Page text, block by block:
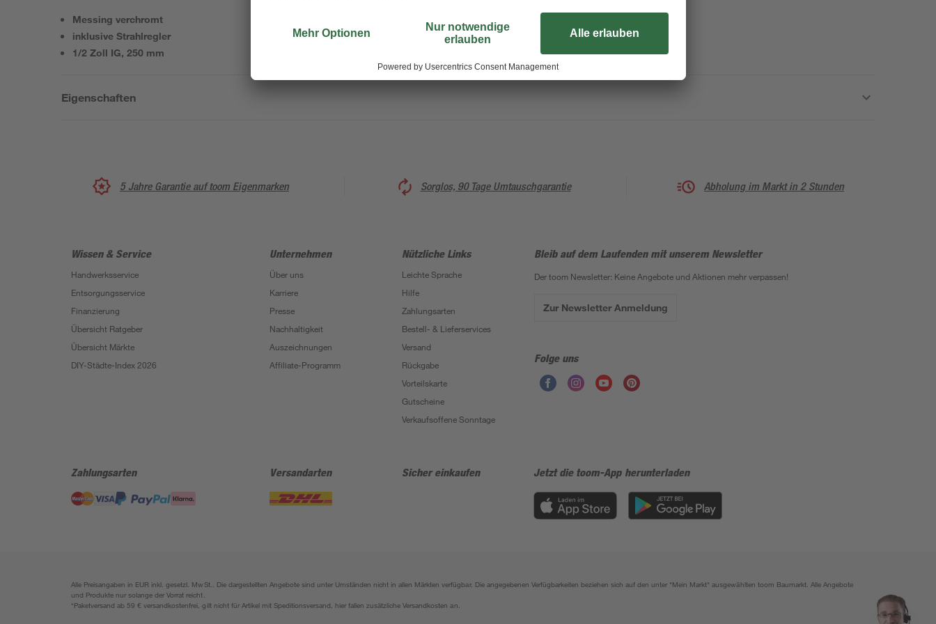
Messing verchromt
inklusive Strahlregler
1/2 Zoll IG, 250 mm
Eigenschaften
5 Jahre Garantie auf toom Eigenmarken Sorglos, 90 Tage Umtauschgarantie Abholung im Markt in 2 Stunden
Wissen & Service
Handwerksservice
Entsorgungsservice
Finanzierung
Übersicht Ratgeber
Übersicht Märkte
DIY-Städte-Index 2026
Unternehmen
Über uns
Karriere
Presse
Nachhaltigkeit
Auszeichnungen
Affiliate-Programm
Nützliche Links
Leichte Sprache
Hilfe
Zahlungsarten
Bestell- & Lieferservices
Versand
Rückgabe
Vorteilskarte
Gutscheine
Verkaufsoffene Sonntage
Bleib auf dem Laufenden mit unserem Newsletter
Der toom Newsletter: Keine Angebote und Aktionen mehr verpassen!
Zur Newsletter Anmeldung
Folge uns
Zahlungsarten Versandarten Sicher einkaufen Jetzt die toom-App herunterladen
Alle Preisangaben in EUR inkl. gesetzl. MwSt.. Die dargestellten Angebote sind unter Umständen nicht in allen Märkten verfügbar. Die angegebenen Verfügbarkeiten beziehen sich auf den unter "Mein Markt" ausgewählten toom Baumarkt. Alle Angebote
und Produkte nur solange der Vorrat reicht.
*Paketversand ab 59 € versandkostenfrei, gilt nicht für Artikel mit Speditionsversand, hier fallen zusätzliche Versandkosten an.